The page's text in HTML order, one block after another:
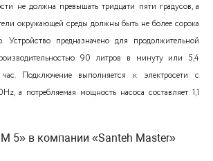
не должна превышать тридцати пяти градусов, а
окружающей среды должны быть не более сорока
Устройство предназначено для продолжительной
90 литров в минуту или 5,4
Подключение выполняется к электросети с
а потребляемая мощность насоса составляет 1,1
5» в компании «Santeh Master»